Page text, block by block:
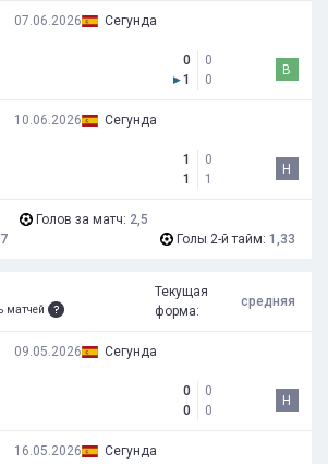
07.06.2026 Сегунда
0
▸1
0
0
В
10.06.2026 Сегунда
1
1
0
1
Н
Голов за матч: 2,5
Голы 2-й тайм: 1,33
матчей
Текущая
форма:
средняя
09.05.2026 Сегунда
0
0
0
0
Н
16.05.2026 Сегунда